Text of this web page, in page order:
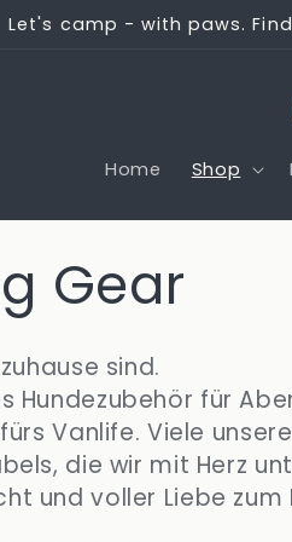
Let's camp - with paws.
Home Shop
Gear
sind.
Hundezubehör für
Vanlife. Viele
die wir mit Herz
und voller Liebe zum